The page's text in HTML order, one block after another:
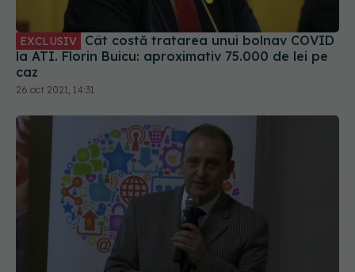
EXCLUSIV
la ATI. Florin Buicu: aproximativ 75.000 de lei pe
caz
26 oct 2021, 14:31